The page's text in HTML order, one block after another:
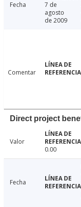
Fecha
7 de
agosto
de 2009
Comentar
Direct project
Valor
0.00
Fecha